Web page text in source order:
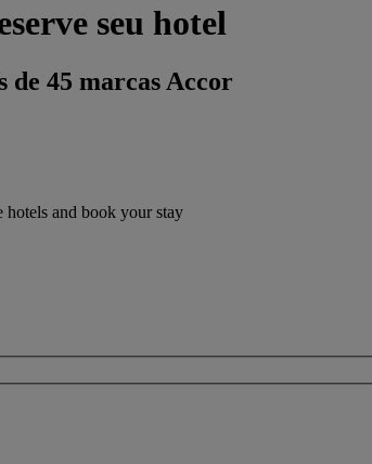
seu hotel
de 45 marcas Accor
and book your stay